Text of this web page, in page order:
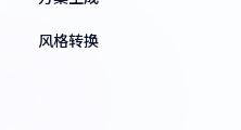
风格转换